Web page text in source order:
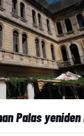
Palas